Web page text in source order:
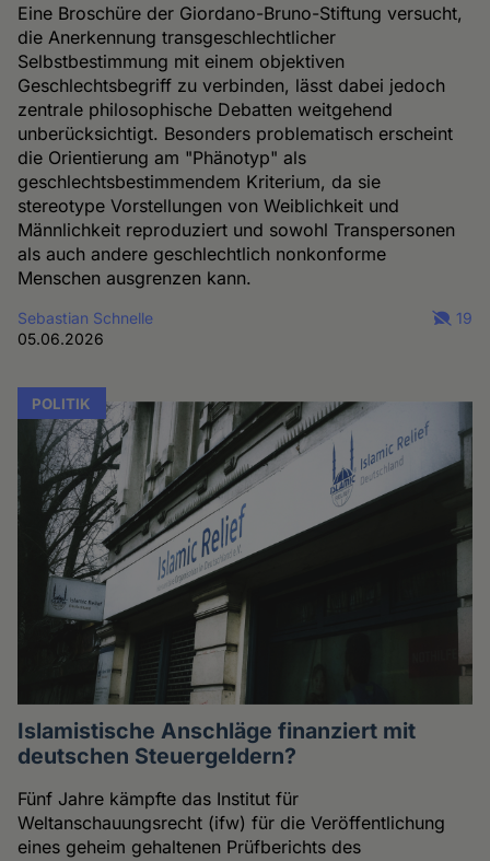
Eine Broschüre der Giordano-Bruno-Stiftung versucht,
die Anerkennung transgeschlechtlicher
Selbstbestimmung mit einem objektiven
Geschlechtsbegriff zu verbinden, lässt dabei jedoch
zentrale philosophische Debatten weitgehend
unberücksichtigt. Besonders problematisch erscheint
die Orientierung am "Phänotyp" als
geschlechtsbestimmendem Kriterium, da sie
stereotype Vorstellungen von Weiblichkeit und
Männlichkeit reproduziert und sowohl Transpersonen
als auch andere geschlechtlich nonkonforme
Menschen ausgrenzen kann.
Sebastian Schnelle
05.06.2026
19
POLITIK
Islamistische Anschläge finanziert mit
deutschen Steuergeldern?
Fünf Jahre kämpfte das Institut für
Weltanschauungsrecht (ifw) für die Veröffentlichung
eines geheim gehaltenen Prüfberichts des